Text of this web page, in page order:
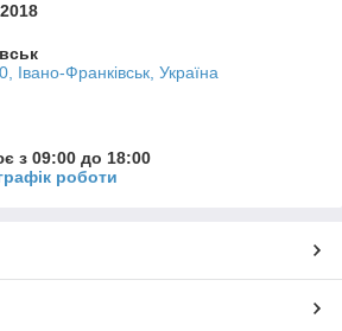
Івано-Франківськ, Україна
з 09:00 до 18:00
роботи